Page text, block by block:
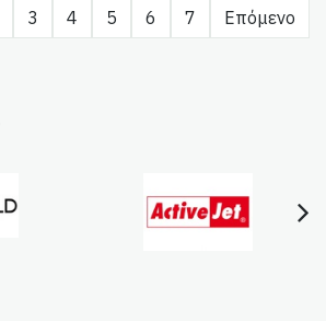
3 4 5 6 7 Επόμενο